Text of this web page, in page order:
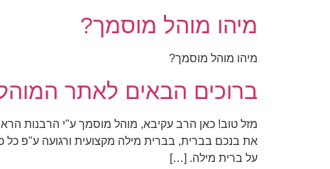
מיהו מוהל מוסמך?
מיהו מוהל מוסמך?
ברוכים הבאים לאתר
מזל טוב! כאן הרב עקיבא, מוהל מוסמך ע"י הרבנות
את בנכם בברית, בברית מילה מקצועית ורגועה ע"פ
על ברית מילה. […]